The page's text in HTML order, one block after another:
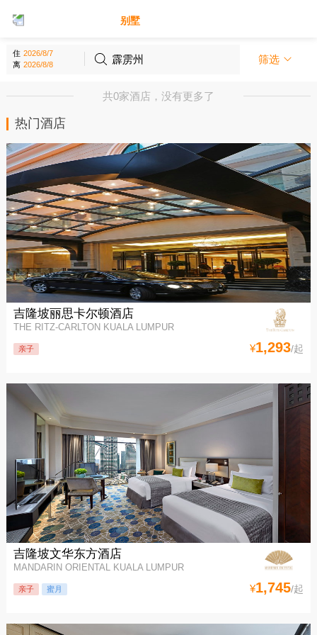
别墅
住
离
霹雳州 筛选
共0家酒店，没有更多了
热门酒店
吉隆坡丽思卡尔顿酒店
THE RITZ-CARLTON KUALA LUMPUR
亲子 ¥1,293/起
吉隆坡文华东方酒店
MANDARIN ORIENTAL KUALA LUMPUR
亲子 蜜月 ¥1,745/起